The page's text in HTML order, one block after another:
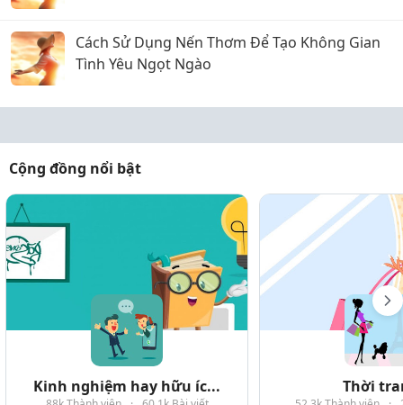
Cách Sử Dụng Nến Thơm Để Tạo Không Gian
Tình Yêu Ngọt Ngào
Cộng đồng nổi bật
Kinh nghiệm hay hữu íc... Thời